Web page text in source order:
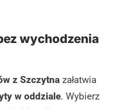
wychodzenia
z Szczytna załatwia
w oddziale. Wybierz